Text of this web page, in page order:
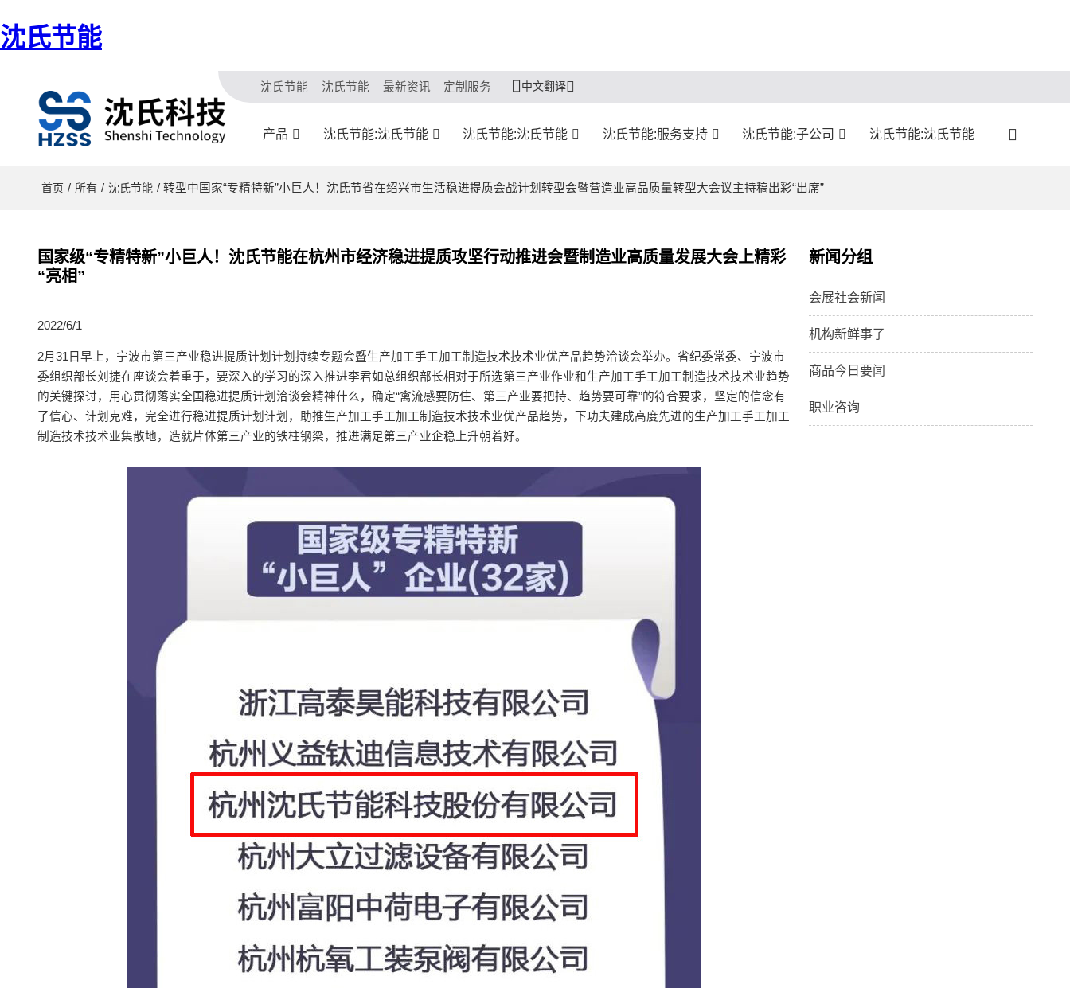
沈氏节能
沈氏节能 沈氏节能 最新资讯 定制服务 中文翻译
产品 沈氏节能:沈氏节能 沈氏节能:沈氏节能 沈氏节能:服务支持 沈氏节能:子公司 沈氏节能:沈氏节能
首页 / 所有 / 沈氏节能 / 转型中国家“专精特新”小巨人！沈氏节省在绍兴市生活稳进提质会战计划转型会暨营造业高品质量转型大会议主持稿出彩“出席”
国家级“专精特新”小巨人！沈氏节能在杭州市经济稳进提质攻坚行动推进会暨制造业高质量发展大会上精彩
“亮相”
2022/6/1
2月31日早上，宁波市第三产业稳进提质计划计划持续专题会暨生产加工手工加工制造技术技术业优产品趋势洽谈会举办。省纪委常委、宁波市
委组织部长刘捷在座谈会着重于，要深入的学习的深入推进李君如总组织部长相对于所选第三产业作业和生产加工手工加工制造技术技术业趋势
的关键探讨，用心贯彻落实全国稳进提质计划洽谈会精神什么，确定“禽流感要防住、第三产业要把持、趋势要可靠”的符合要求，坚定的信念有
了信心、计划克难，完全进行稳进提质计划计划，助推生产加工手工加工制造技术技术业优产品趋势，下功夫建成高度先进的生产加工手工加工
制造技术技术业集散地，造就片体第三产业的铁柱钢梁，推进满足第三产业企稳上升朝着好。
新闻分组
会展社会新闻
机构新鲜事了
商品今日要闻
职业咨询